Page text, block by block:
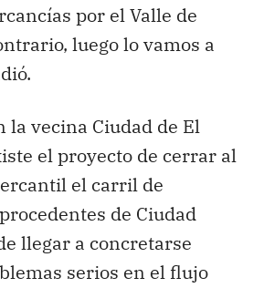
por el Valle de
luego lo vamos a
la vecina Ciudad de El
el proyecto de cerrar al
el carril de
de Ciudad
llegar a concretarse
serios en el flujo